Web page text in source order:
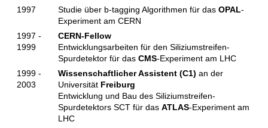
1997
Studie über b-tagging Algorithmen für dasOPAL-
Experiment am CERN
1997 -
1999
CERN-Fellow
Entwicklungsarbeiten für den Siliziumstreifen-
Spurdetektor für dasCMS-Experiment am LHC
1999 -
2003
Wissenschaftlicher Assistent (C1) an der
Universität Freiburg
Entwicklung und Bau des Siliziumstreifen-
Spurdetektors SCT für dasATLAS-Experiment am
LHC